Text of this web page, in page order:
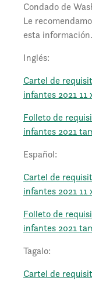
Condado de
Le
esta información.
Inglés:
Cartel de
infantes 2021 11
Folleto de
infantes 2021
Español:
Cartel de
infantes 2021 11
Folleto de
infantes 2021
Tagalo:
Cartel de